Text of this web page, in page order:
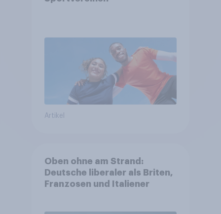
Artikel
Oben ohne am Strand:
Deutsche liberaler als Briten,
Franzosen und Italiener